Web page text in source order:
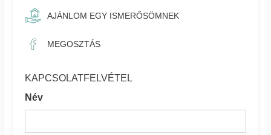
AJÁNLOM EGY ISMERŐSÖMNEK
MEGOSZTÁS
KAPCSOLATFELVÉTEL
Név